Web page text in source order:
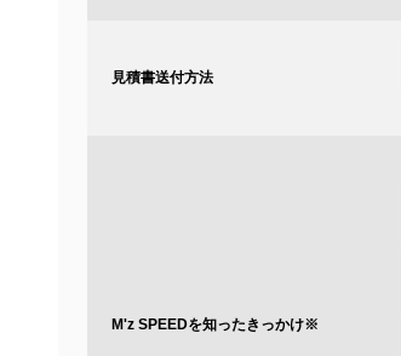
見積書送付方法
M'z SPEEDを知ったきっかけ※